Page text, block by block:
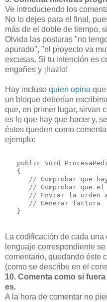
Ve introduciendo los
No lo dejes para el final,
más de el doble de tiempo,
Olvida las posturas "no
apurado", "el proyecto va
excusas. Si tu intención es
engañes y ¡hazlo!
Hay incluso quien opina
un bloque deberían
que, en primer lugar, sirvan
es lo que hay que hacer y,
éstos queden como
ejemplo:
public void
   {
// Comprobar que
// Comprobar que
// Enviar la orden
      // Generar factura
   }
La codificación de cada una
lenguaje correspondiente
comentario, quedando éste
(como se describe en el
10. Comenta como si
es.
A la hora de comentar no